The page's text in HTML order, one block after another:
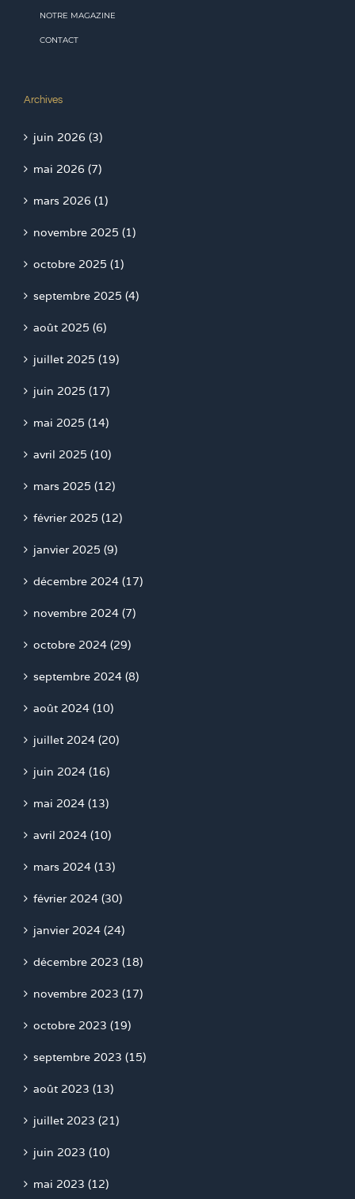
NOTRE MAGAZINE
CONTACT
Archives
juin 2026 (3)
mai 2026 (7)
mars 2026 (1)
novembre 2025 (1)
octobre 2025 (1)
septembre 2025 (4)
août 2025 (6)
juillet 2025 (19)
juin 2025 (17)
mai 2025 (14)
avril 2025 (10)
mars 2025 (12)
février 2025 (12)
janvier 2025 (9)
décembre 2024 (17)
novembre 2024 (7)
octobre 2024 (29)
septembre 2024 (8)
août 2024 (10)
juillet 2024 (20)
juin 2024 (16)
mai 2024 (13)
avril 2024 (10)
mars 2024 (13)
février 2024 (30)
janvier 2024 (24)
décembre 2023 (18)
novembre 2023 (17)
octobre 2023 (19)
septembre 2023 (15)
août 2023 (13)
juillet 2023 (21)
juin 2023 (10)
mai 2023 (12)